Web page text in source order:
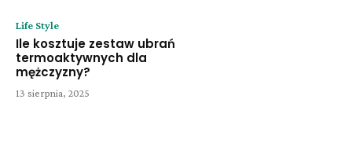
Life Style
Ile kosztuje zestaw ubrań
termoaktywnych dla
mężczyzny?
13 sierpnia, 2025